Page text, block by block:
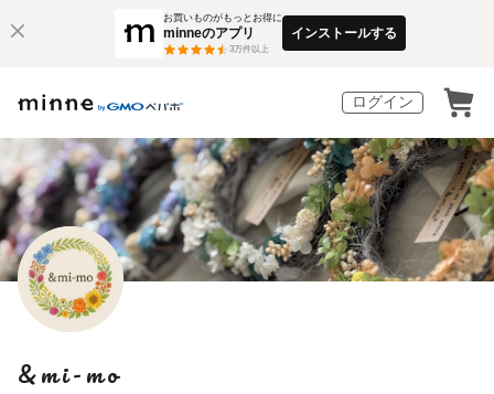
お買いものがもっとお得に
minneのアプリ
3万件以上
インストールする
ログイン
&mi-mo